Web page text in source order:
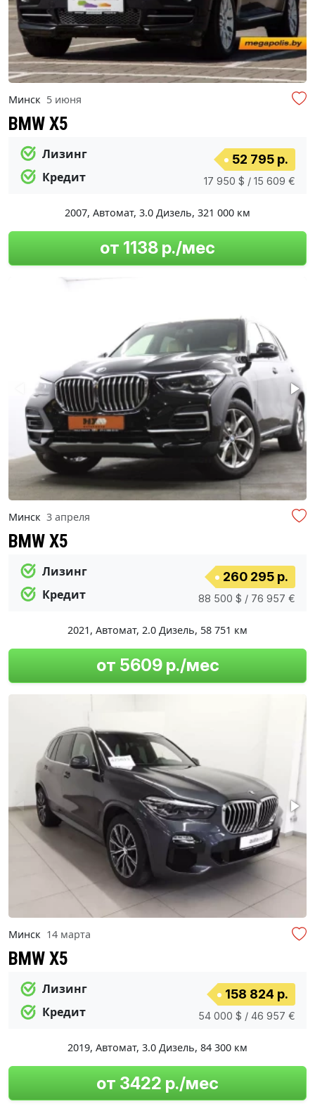
Минск 5 июня
BMW X5
Лизинг
Кредит
52 795 р.
17 950 $ / 15 609 €
2007, Автомат, 3.0 Дизель, 321 000 км
от 1138 р./мес
Минск 3 апреля
BMW X5
Лизинг
Кредит
260 295 р.
88 500 $ / 76 957 €
2021, Автомат, 2.0 Дизель, 58 751 км
от 5609 р./мес
Минск 14 марта
BMW X5
Лизинг
Кредит
158 824 р.
54 000 $ / 46 957 €
2019, Автомат, 3.0 Дизель, 84 300 км
от 3422 р./мес